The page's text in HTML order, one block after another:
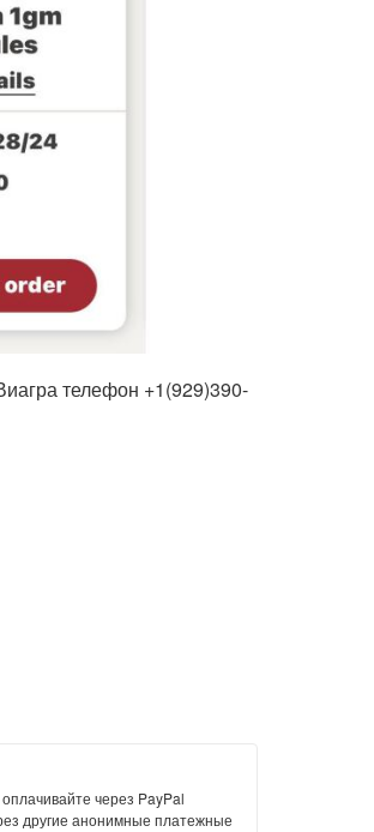
телефон +1(929)390-
через PayPal
другие анонимные платежные